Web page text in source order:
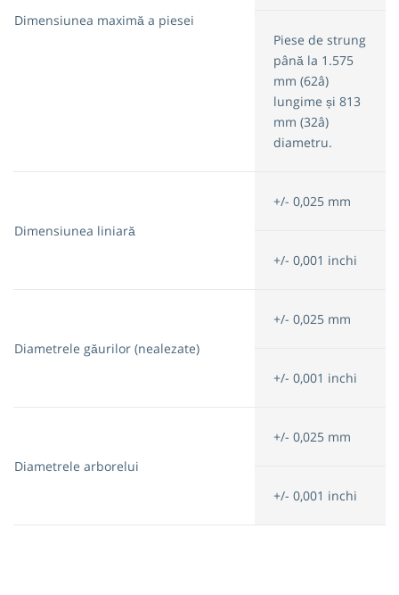
Dimensiunea maximă a piesei
Piese de strung
până la 1.575
mm (62â)
lungime și 813
mm (32â)
diametru.
Dimensiunea liniară
+/- 0,025 mm
+/- 0,001 inchi
Diametrele găurilor (nealezate)
+/- 0,025 mm
+/- 0,001 inchi
Diametrele arborelui
+/- 0,025 mm
+/- 0,001 inchi